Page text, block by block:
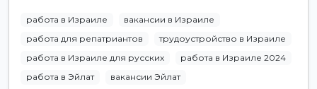
работа в Израиле
вакансии в Израиле
работа для репатриантов
трудоустройство в Израиле
работа в Израиле для русских
работа в Израиле 2024
работа в Эйлат
вакансии Эйлат